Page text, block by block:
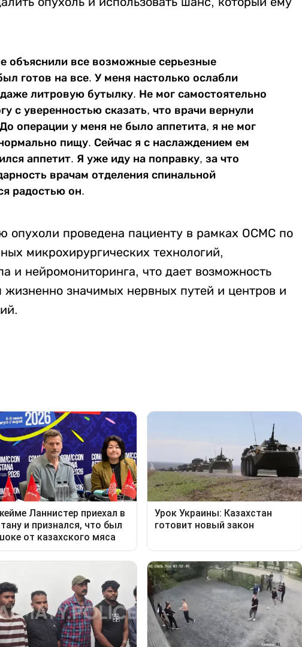
объяснили все возможные серьезные
готов на все. У меня настолько ослабли
литровую бутылку. Не мог самостоятельно
с уверенностью сказать, что врачи вернули
операции у меня не было аппетита, я не мог
пищу. Сейчас я с наслаждением ем
аппетит. Я уже иду на поправку, за что
врачам отделения спинальной
радостью он.
опухоли проведена пациенту в рамках ОСМС по
микрохирургических технологий,
и нейромониторинга, что дает возможность
жизненно значимых нервных путей и центров и